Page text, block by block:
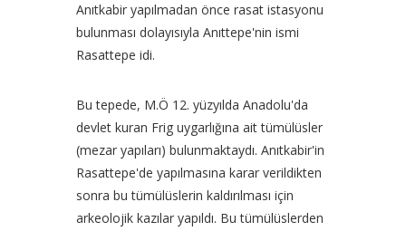
Anıtkabir yapılmadan önce rasat istasyonu
bulunması dolayısıyla Anıttepe'nin ismi
Rasattepe idi.
Bu tepede, M.Ö 12. yüzyılda Anadolu'da
devlet kuran Frig uygarlığına ait tümülüsler
(mezar yapıları) bulunmaktaydı. Anıtkabir'in
Rasattepe'de yapılmasına karar verildikten
sonra bu tümülüslerin kaldırılması için
arkeolojik kazılar yapıldı. Bu tümülüslerden